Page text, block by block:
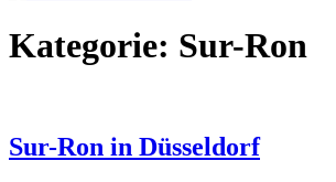
Kategorie: Sur-Ron
Sur-Ron in Düsseldorf